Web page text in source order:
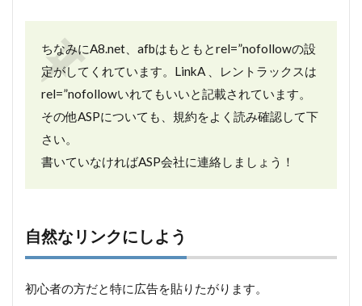
ちなみにA8.net、afbはもともとrel=”nofollowの設
定がしてくれています。LinkA 、レントラックスは
rel=”nofollowいれてもいいと記載されています。
その他ASPについても、規約をよく読み確認して下
さい。
書いていなければASP会社に連絡しましょう！
自然なリンクにしよう
初心者の方だと特に広告を貼りたがります。